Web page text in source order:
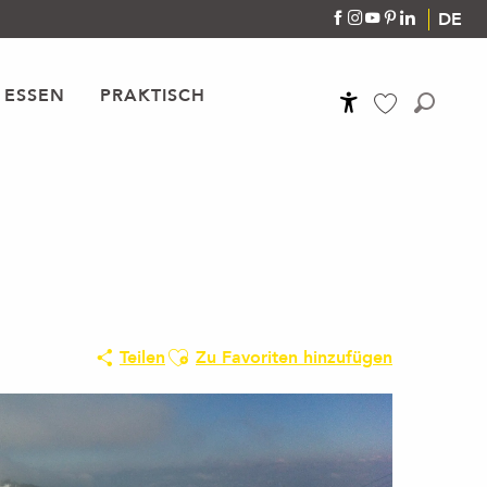
DE
PRAKTISCH
TeilenAjouter aux favoris
Zu Favoriten hinzufügen